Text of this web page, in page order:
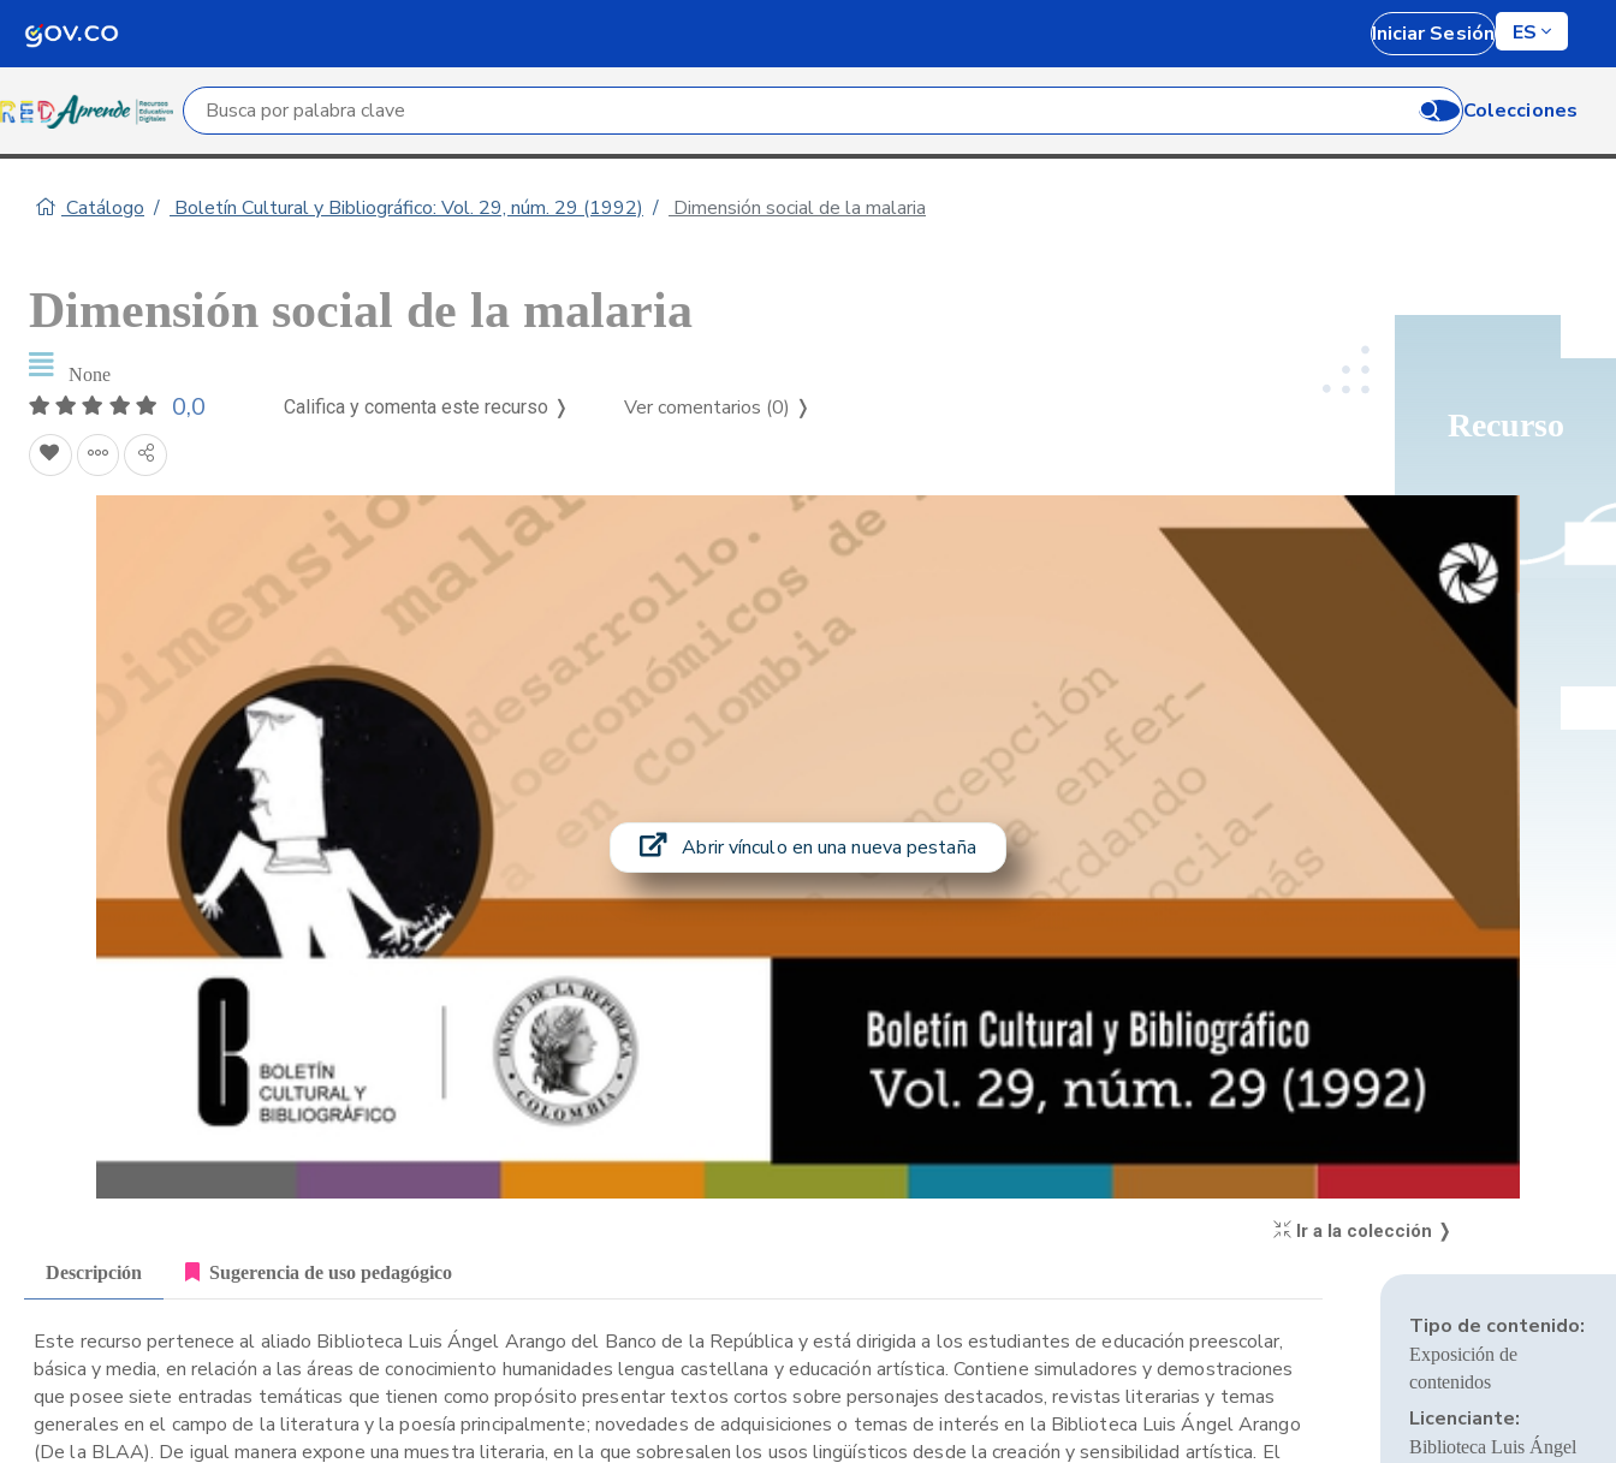
Iniciar Sesión ES
Campo de búsqueda por palabra clave Colecciones
Catálogo Boletín Cultural y Bibliográfico: Vol. 29, núm. 29 (1992) Dimensión social de la malaria
Recurso
Dimensión social de la malaria
None
0,0 Califica y comenta este recurso ❭ Ver comentarios (0) ❭
Abrir vínculo en una nueva pestaña
Ir a la colección ❭
Descripción Sugerencia de uso pedagógico
Este recurso pertenece al aliado Biblioteca Luis Ángel Arango del Banco de la República y está dirigida a los estudiantes de educación preescolar,
básica y media, en relación a las áreas de conocimiento humanidades lengua castellana y educación artística. Contiene simuladores y demostraciones
que posee siete entradas temáticas que tienen como propósito presentar textos cortos sobre personajes destacados, revistas literarias y temas
generales en el campo de la literatura y la poesía principalmente; novedades de adquisiciones o temas de interés en la Biblioteca Luis Ángel Arango
(De la BLAA). De igual manera expone una muestra literaria, en la que sobresalen los usos lingüísticos desde la creación y sensibilidad artística. El
Tipo de contenido:
Exposición de
contenidos
Licenciante:
Biblioteca Luis Ángel